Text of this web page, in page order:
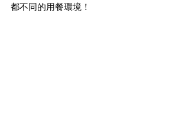
都不同的用餐環境！